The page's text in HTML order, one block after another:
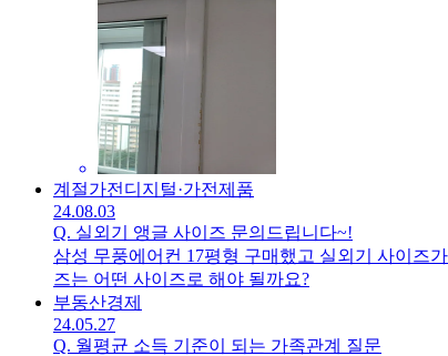
계절가전 디지털·가전제품
24.08.03
Q. 실외기 앵글 사이즈 문의드립니다~!
삼성 무풍에어컨 17평형 구매했고 실외기 사이즈가 880 x 638 x 310가로 높이 깊이 mm기준입니다.앵글비용이 비
즈는 어떤 사이즈로 해야 될까요?
부동산경제
24.05.27
Q. 월평균 소득 기준이 되는 가족관계 질문